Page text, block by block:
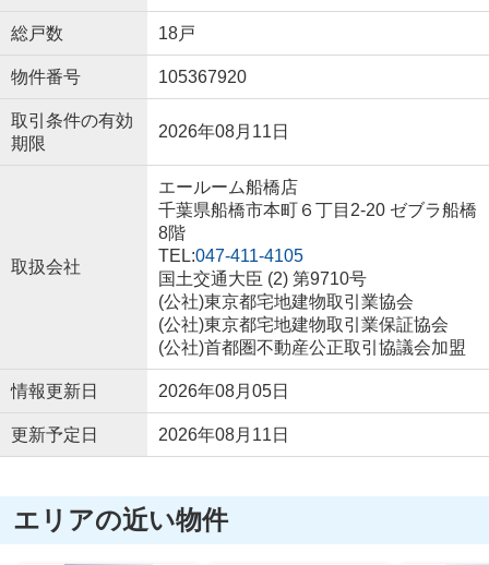
総戸数 18戸
物件番号 105367920
取引条件の有効
期限
2026年08月11日
取扱会社
エールーム船橋店
千葉県船橋市本町６丁目2-20 ゼブラ船橋
8階
TEL:047-411-4105
国土交通大臣 (2) 第9710号
(公社)東京都宅地建物取引業協会
(公社)東京都宅地建物取引業保証協会
(公社)首都圏不動産公正取引協議会加盟
情報更新日 2026年08月05日
更新予定日 2026年08月11日
エリアの近い物件